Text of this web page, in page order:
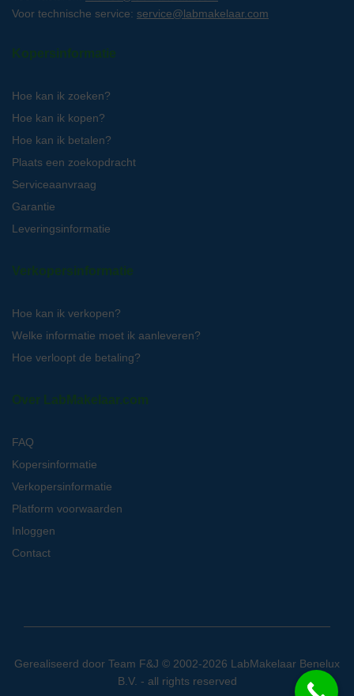
Voor technische service: service@labmakelaar.com
Kopersinformatie
Hoe kan ik zoeken?
Hoe kan ik kopen?
Hoe kan ik betalen?
Plaats een zoekopdracht
Serviceaanvraag
Garantie
Leveringsinformatie
Verkopersinformatie
Hoe kan ik verkopen?
Welke informatie moet ik aanleveren?
Hoe verloopt de betaling?
Over LabMakelaar.com
FAQ
Kopersinformatie
Verkopersinformatie
Platform voorwaarden
Inloggen
Contact
Gerealiseerd door Team F&J © 2002-2026 LabMakelaar Benelux
B.V. - all rights reserved